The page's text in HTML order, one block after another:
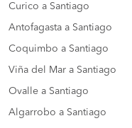
Curico a Santiago
Antofagasta a Santiago
Coquimbo a Santiago
Viña del Mar a Santiago
Ovalle a Santiago
Algarrobo a Santiago